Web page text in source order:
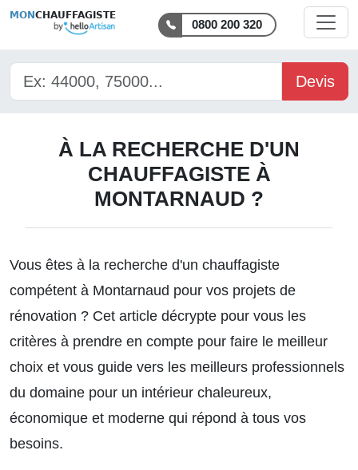
MON CHAUFFAGISTE
0800 200 320
Devis
À LA RECHERCHE D'UN
CHAUFFAGISTE À
MONTARNAUD ?
Vous êtes à la recherche d'un chauffagiste
compétent à Montarnaud pour vos projets de
rénovation ? Cet article décrypte pour vous les
critères à prendre en compte pour faire le meilleur
choix et vous guide vers les meilleurs professionnels
du domaine pour un intérieur chaleureux,
économique et moderne qui répond à tous vos
besoins.